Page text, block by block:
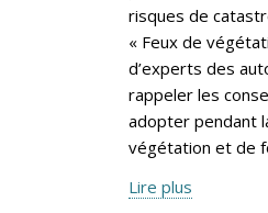
risques de
« Feux de
d’experts des
rappeler les
adopter pendant
végétation et de
Lire plus